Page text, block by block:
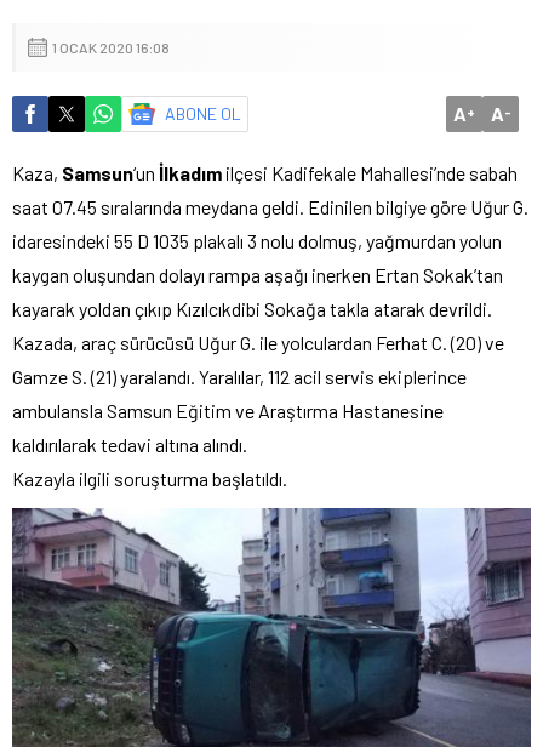
1 OCAK 2020 16:08
ABONE OL A+ A-
Kaza, Samsun‘un İlkadım ilçesi Kadifekale Mahallesi’nde sabah
saat 07.45 sıralarında meydana geldi. Edinilen bilgiye göre Uğur G.
idaresindeki 55 D 1035 plakalı 3 nolu dolmuş, yağmurdan yolun
kaygan oluşundan dolayı rampa aşağı inerken Ertan Sokak’tan
kayarak yoldan çıkıp Kızılcıkdibi Sokağa takla atarak devrildi.
Kazada, araç sürücüsü Uğur G. ile yolculardan Ferhat C. (20) ve
Gamze S. (21) yaralandı. Yaralılar, 112 acil servis ekiplerince
ambulansla Samsun Eğitim ve Araştırma Hastanesine
kaldırılarak tedavi altına alındı.
Kazayla ilgili soruşturma başlatıldı.